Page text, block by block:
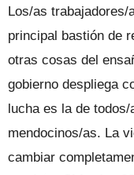
Los/as trabajadores/
principal bastión de
otras cosas del
gobierno despliega
lucha es la de
mendocinos/as. La
cambiar